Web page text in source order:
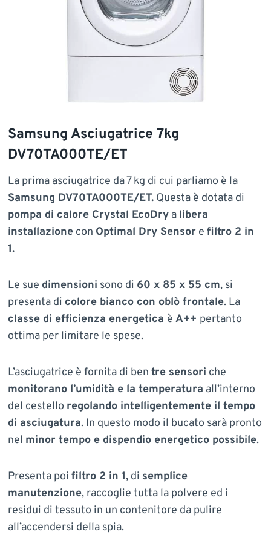
Samsung Asciugatrice 7kg
DV70TA000TE/ET
La prima asciugatrice da 7 kg di cui parliamo è la
Samsung DV70TA000TE/ET.Questa è dotata di
pompa di calore Crystal EcoDrya libera
installazionecon Optimal Dry Sensore filtro 2 in
1.
Le sue dimensioni sono di 60 x 85 x 55 cm, si
presenta di colore bianco con oblò frontale. La
classe di efficienza energetica è A++ pertanto
ottima per limitare le spese.
L’asciugatrice è fornita di ben tre sensori che
monitorano l’umidità e la temperatura all’interno
del cestello regolando intelligentemente il tempo
di asciugatura. In questo modo il bucato sarà pronto
nel minor tempo e dispendio energetico possibile.
Presenta poi filtro 2 in 1, di semplice
manutenzione, raccoglie tutta la polvere ed i
residui di tessuto in un contenitore da pulire
all’accendersi della spia.